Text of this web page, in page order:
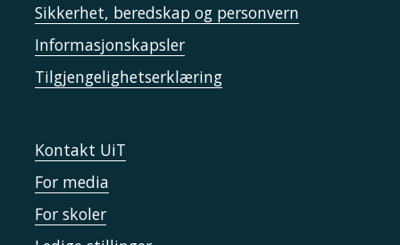
Sikkerhet, beredskap og personvern
Informasjonskapsler
Tilgjengelighetserklæring
Kontakt UiT
For media
For skoler